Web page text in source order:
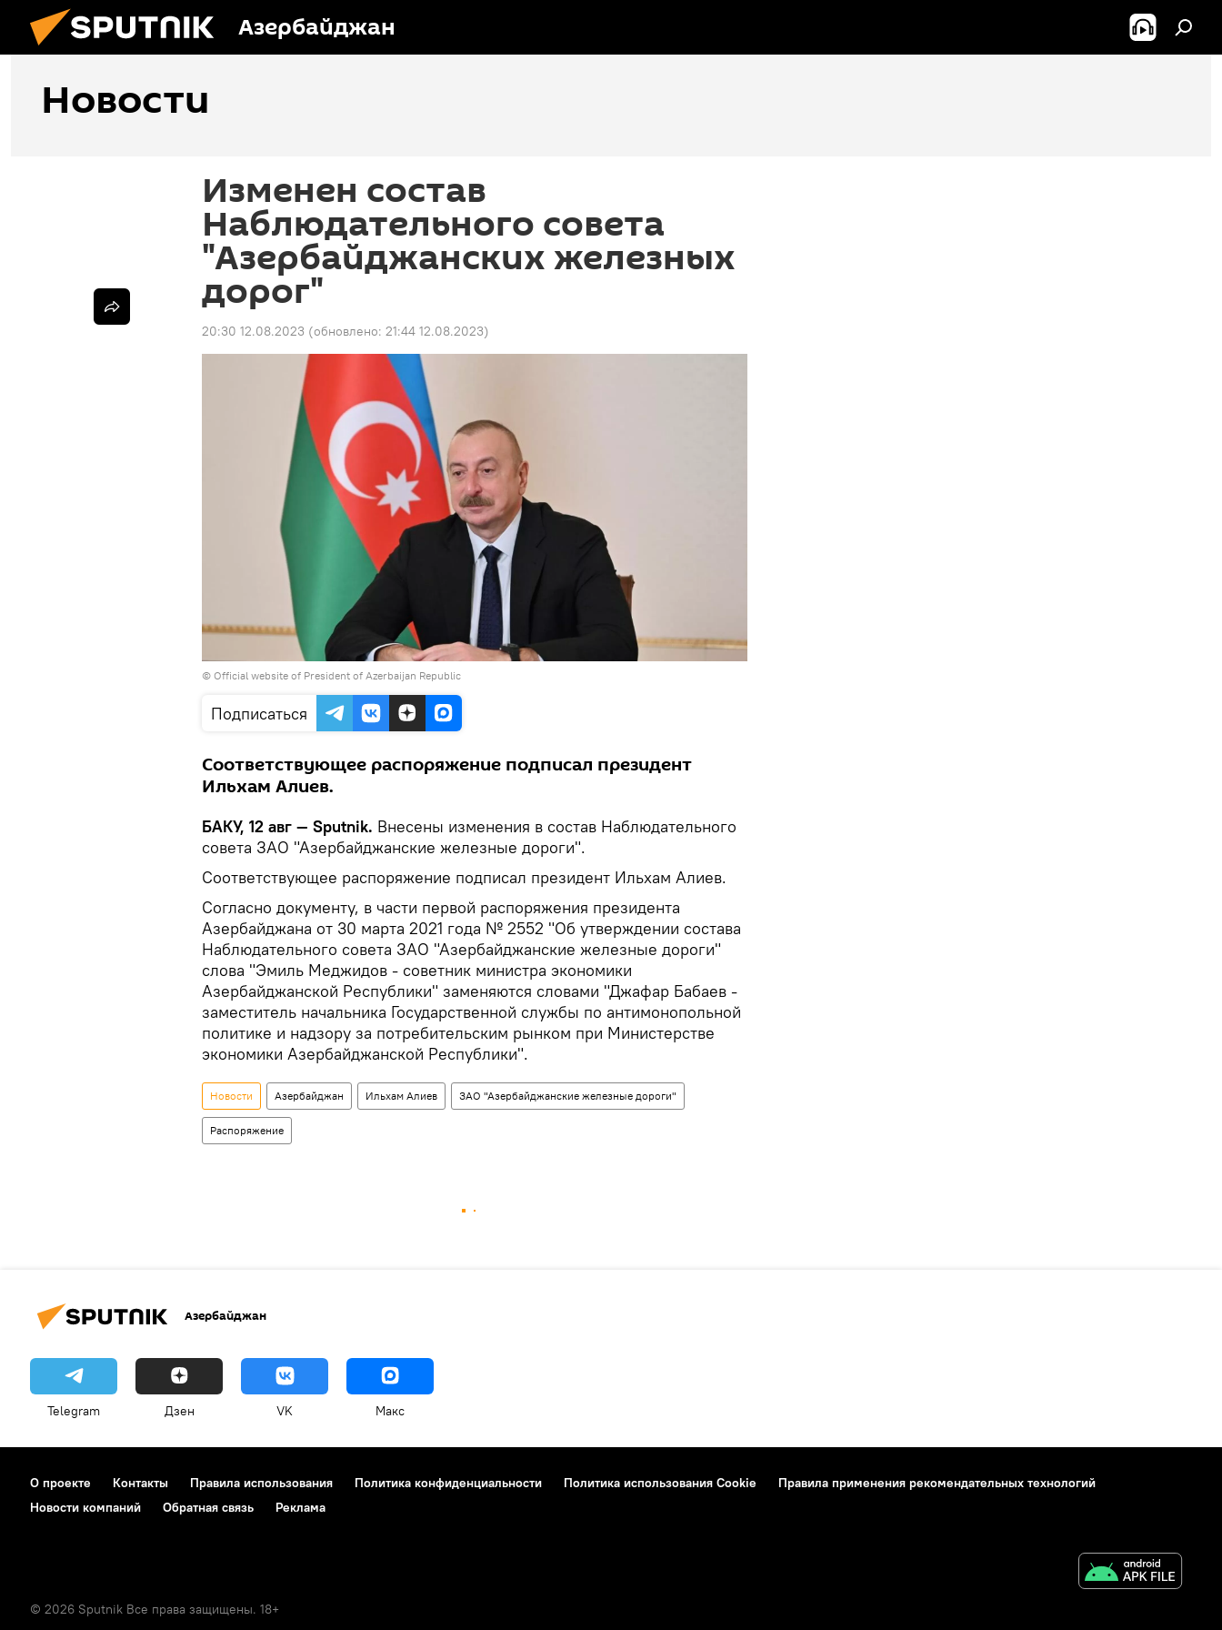
Азербайджан
Новости
Изменен состав
Наблюдательного совета
"Азербайджанских железных
дорог"
20:30 12.08.2023 (обновлено: 21:44 12.08.2023)
© Official website of President of Azerbaijan Republic
Подписаться
Соответствующее распоряжение подписал президент
Ильхам Алиев.
БАКУ, 12 авг — Sputnik. Внесены изменения в состав Наблюдательного
совета ЗАО "Азербайджанские железные дороги".
Соответствующее распоряжение подписал президент Ильхам Алиев.
Согласно документу, в части первой распоряжения президента
Азербайджана от 30 марта 2021 года № 2552 "Об утверждении состава
Наблюдательного совета ЗАО "Азербайджанские железные дороги"
слова "Эмиль Меджидов - советник министра экономики
Азербайджанской Республики" заменяются словами "Джафар Бабаев -
заместитель начальника Государственной службы по антимонопольной
политике и надзору за потребительским рынком при Министерстве
экономики Азербайджанской Республики".
Новости Азербайджан Ильхам Алиев ЗАО "Азербайджанские железные дороги"
Распоряжение
Азербайджан
Telegram Дзен VK Макс
О проекте Контакты Правила использования Политика конфиденциальности Политика использования Cookie
Правила применения рекомендательных технологий
Новости компаний
Обратная связь Реклама
© 2026 Sputnik Все права защищены. 18+